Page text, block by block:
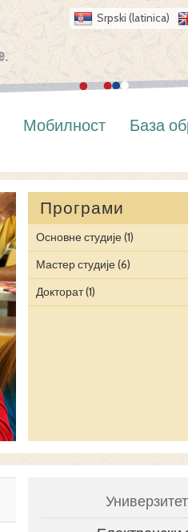
Srpski (latinica)
Мобилност
База
Програми
Основне студије(1)
Мастер студије(6)
Докторат(1)